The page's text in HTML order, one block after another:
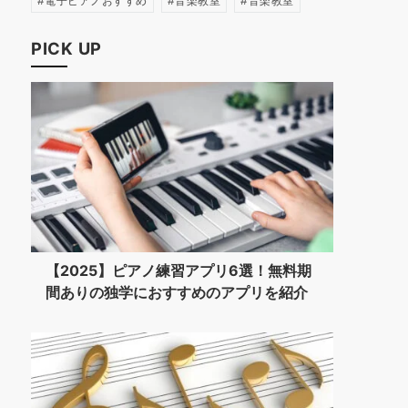
PICK UP
【2025】ピアノ練習アプリ6選！無料期
間ありの独学におすすめのアプリを紹介